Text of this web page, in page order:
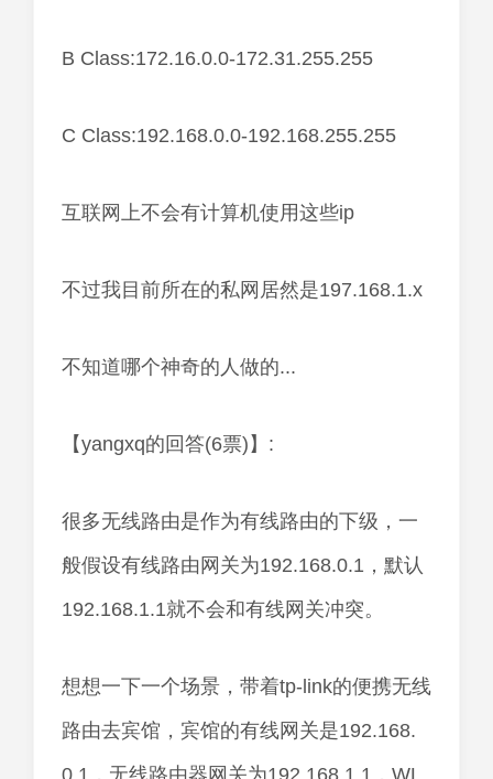
B Class:172.16.0.0-172.31.255.255
C Class:192.168.0.0-192.168.255.255
互联网上不会有计算机使用这些ip
不过我目前所在的私网居然是197.168.1.x
不知道哪个神奇的人做的...
【yangxq的回答(6票)】:
很多无线路由是作为有线路由的下级，一
般假设有线路由网关为192.168.0.1，默认
192.168.1.1就不会和有线网关冲突。
想想一下一个场景，带着tp-link的便携无线
路由去宾馆，宾馆的有线网关是192.168.